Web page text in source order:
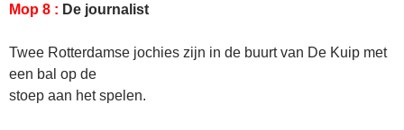
Mop 8 : De journalist
Twee Rotterdamse jochies zijn in de buurt van De Kuip met
een bal op de
stoep aan het spelen.